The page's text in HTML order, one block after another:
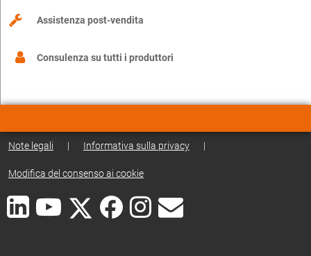
Assistenza post-vendita
Consulenza su tutti i produttori
Note legali | Informativa sulla privacy |
Modifica del consenso ai cookie